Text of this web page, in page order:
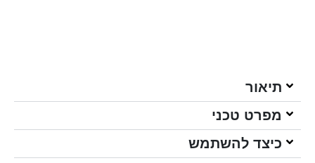
תיאור
מפרט טכני
כיצד להשתמש